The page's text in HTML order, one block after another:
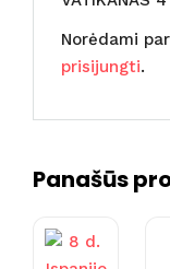
Norėdami
prisijungti.
Panašūs